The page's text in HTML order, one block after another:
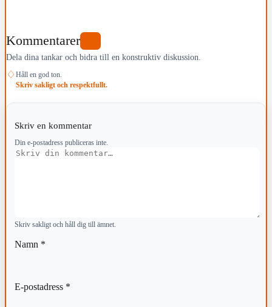
Kommentarer
Dela dina tankar och bidra till en konstruktiv diskussion.
♢ Håll en god ton.
Skriv sakligt och respektfullt.
Skriv en kommentar
Din e-postadress publiceras inte.
Kommentar
Skriv sakligt och håll dig till ämnet.
Namn *
E-postadress *